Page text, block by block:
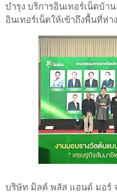
บำรุง บริการอินเทอร์เน็ตบ้า
อินเทอร์เน็ตให้เข้าถึงพื้นที่ห่
บริษัท มิลค์ พลัส แอนด์ มอร์